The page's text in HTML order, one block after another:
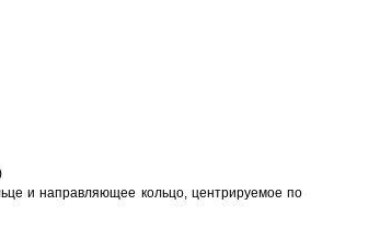
и направляющее кольцо, центрируемое по